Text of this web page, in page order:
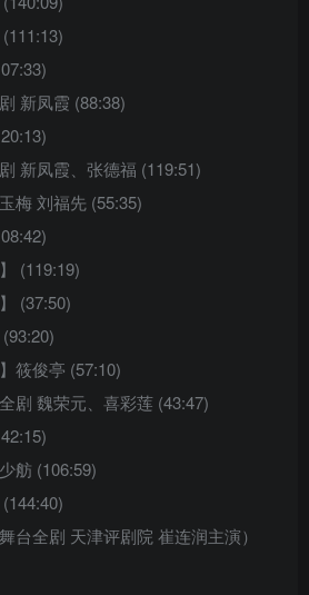
新凤霞 (88:38)
新凤霞、张德福 (119:51)
梅 刘福先 (55:35)
(119:19)
(37:50)
筱俊亭 (57:10)
剧 魏荣元、喜彩莲 (43:47)
舫 (106:59)
台全剧 天津评剧院 崔连润主演）